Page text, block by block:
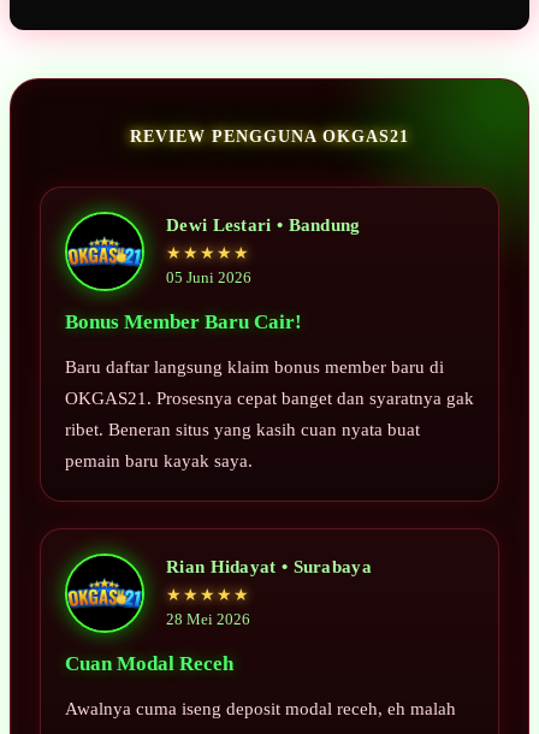
REVIEW PENGGUNA OKGAS21
Dewi Lestari • Bandung
★★★★★
05 Juni 2026
Bonus Member Baru Cair!
Baru daftar langsung klaim bonus member baru di
OKGAS21. Prosesnya cepat banget dan syaratnya gak
ribet. Beneran situs yang kasih cuan nyata buat
pemain baru kayak saya.
Rian Hidayat • Surabaya
★★★★★
28 Mei 2026
Cuan Modal Receh
Awalnya cuma iseng deposit modal receh, eh malah